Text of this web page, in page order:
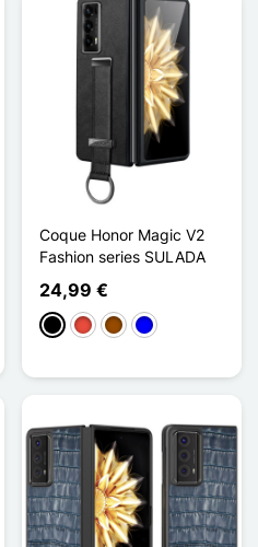
Coque Honor Magic V2
Fashion series SULADA
24,99 €
Schwarz
Rot BraunBlau